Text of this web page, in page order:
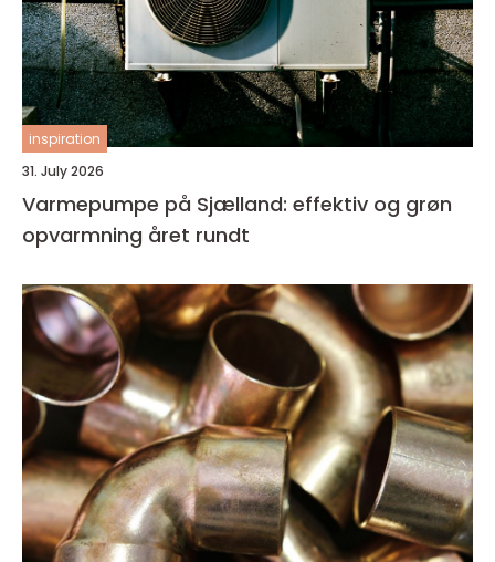
inspiration
31. July 2026
Varmepumpe på Sjælland: effektiv og grøn
opvarmning året rundt